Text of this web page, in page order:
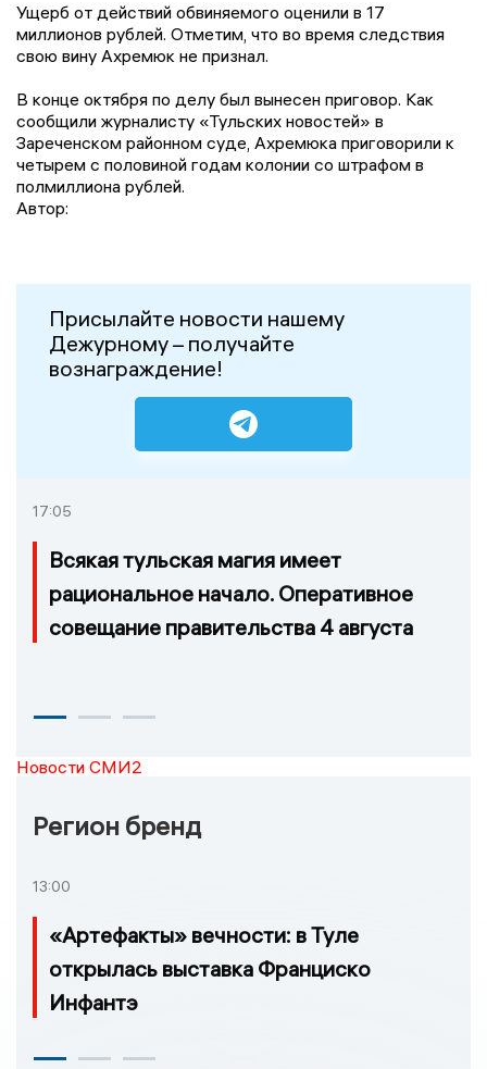
Ущерб от действий обвиняемого оценили в 17
миллионов рублей. Отметим, что во время следствия
свою вину Ахремюк не признал.
В конце октября по делу был вынесен приговор. Как
сообщили журналисту «Тульских новостей» в
Зареченском районном суде, Ахремюка приговорили к
четырем с половиной годам колонии со штрафом в
полмиллиона рублей.
Автор:
Присылайте новости нашему
Дежурному – получайте
вознаграждение!
17:05
Всякая тульская магия имеет
рациональное начало. Оперативное
совещание правительства 4 августа
Новости СМИ2
Регион бренд
13:00
«Артефакты» вечности: в Туле
открылась выставка Франциско
Инфантэ